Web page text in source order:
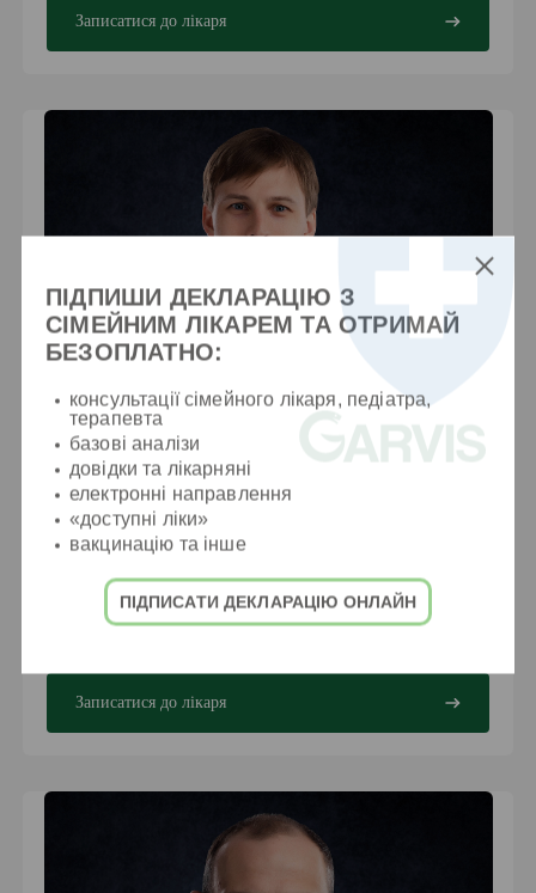
Записатися до лікаря
Землянський Денис Євгенович
Хірург, флеболог
Загальна хірургія Судинна хірургія Хірургія
Записатися до лікаря
ПІДПИШИ ДЕКЛАРАЦІЮ З
СІМЕЙНИМ ЛІКАРЕМ ТА ОТРИМАЙ
БЕЗОПЛАТНО:
консультації сімейного лікаря, педіатра,
терапевта
базові аналізи
довідки та лікарняні
електронні направлення
«доступні ліки»
вакцинацію та інше
ПІДПИСАТИ ДЕКЛАРАЦІЮ ОНЛАЙН